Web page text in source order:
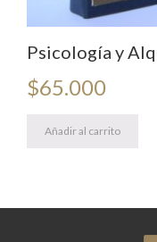
Psicología y
$65.000
Añadir al carrito